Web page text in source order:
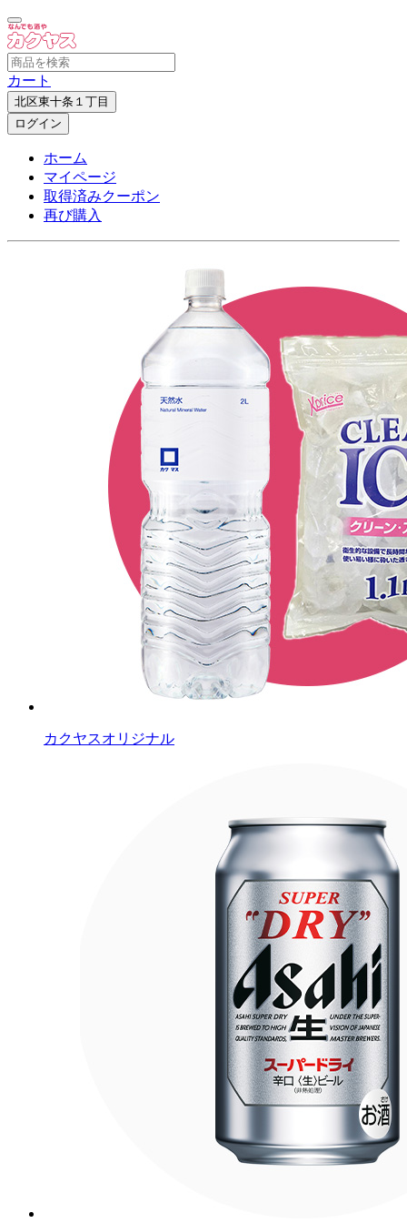
カート
北区東十条１丁目
ログイン
ホーム
マイページ
取得済みクーポン
再び購入
カクヤスオリジナル